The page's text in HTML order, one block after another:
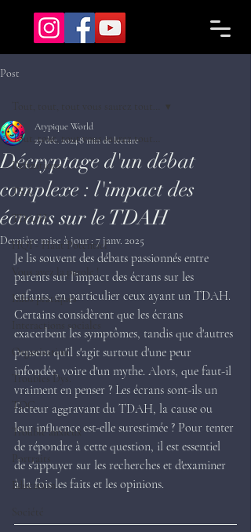
Post
Tout, tout, tout vous saurez tout…
Définitions
TSA
TDA/H
HQI - Haut Potentiel
Vous avez la parole !
Infos pratiques
Interactions sociales
Organisation
Troubles Dys.
TOC
Trouble anxieux
Portraits
Education
Tout, tout, tout vous saurez tout…
Décryptage d'un débat
complexe : l'impact des
écrans sur le TDAH
Atypique World
27 déc. 20248 min de lecture
Dernière mise à jour : 7 janv. 2025
Je lis souvent des débats passionnés entre
parents sur l’impact des écrans sur les
enfants, en particulier ceux ayant un TDAH.
Certains considèrent que les écrans
exacerbent les symptômes, tandis que d'autres
pensent qu'il s'agit surtout d'une peur
infondée, voire d'un mythe. Alors, que faut-il
vraiment en penser ? Les écrans sont-ils un
facteur aggravant du TDAH, la cause ou
leur influence est-elle surestimée ? Pour tenter
de répondre à cette question, il est essentiel
de s'appuyer sur les recherches et d'examiner
à la fois les faits et les opinions.